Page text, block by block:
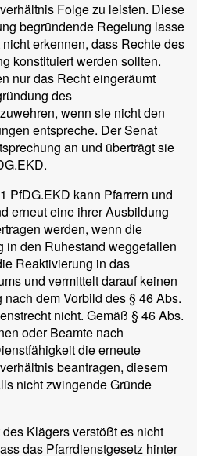
Folge zu leisten. Diese
begründende Regelung lasse
erkennen, dass Rechte des
konstituiert werden sollten.
nur das Recht eingeräumt
des
wenn sie nicht den
entspreche. Der Senat
an und überträgt sie
PfDG.EKD kann Pfarrern und
erneut eine ihrer Ausbildung
werden, wenn die
in den Ruhestand weggefallen
Reaktivierung in das
und vermittelt darauf keinen
dem Vorbild des § 46 Abs.
nicht. Gemäß § 46 Abs.
oder Beamte nach
die erneute
beantragen, diesem
nicht zwingende Gründe
Klägers verstößt es nicht
das Pfarrdienstgesetz hinter